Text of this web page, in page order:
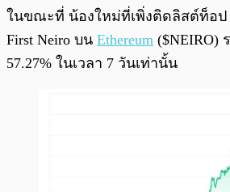
ในขณะที่ น้องใหม่ที่เพิ่งติดลิสต์ท็อป
First Neiro บน Ethereum ($NEIRO)
57.27% ในเวลา 7 วันเท่านั้น